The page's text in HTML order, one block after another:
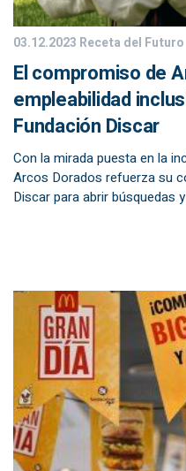
03.12.2023 Receta del Futuro
El compromiso de
empleabilidad
Fundación Discar
Con la mirada puesta en la
Arcos Dorados refuerza su
Discar para abrir búsquedas